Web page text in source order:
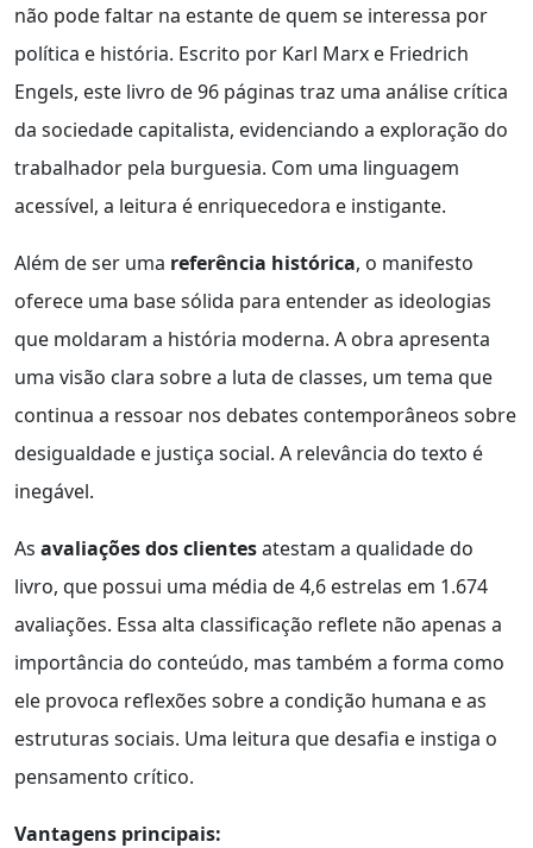
não pode faltar na estante de quem se interessa por
política e história. Escrito por Karl Marx e Friedrich
Engels, este livro de 96 páginas traz uma análise crítica
da sociedade capitalista, evidenciando a exploração do
trabalhador pela burguesia. Com uma linguagem
acessível, a leitura é enriquecedora e instigante.
Além de ser uma referência histórica, o manifesto
oferece uma base sólida para entender as ideologias
que moldaram a história moderna. A obra apresenta
uma visão clara sobre a luta de classes, um tema que
continua a ressoar nos debates contemporâneos sobre
desigualdade e justiça social. A relevância do texto é
inegável.
As avaliações dos clientesatestam a qualidade do
livro, que possui uma média de 4,6 estrelas em 1.674
avaliações. Essa alta classificação reflete não apenas a
importância do conteúdo, mas também a forma como
ele provoca reflexões sobre a condição humana e as
estruturas sociais. Uma leitura que desafia e instiga o
pensamento crítico.
Vantagens principais: